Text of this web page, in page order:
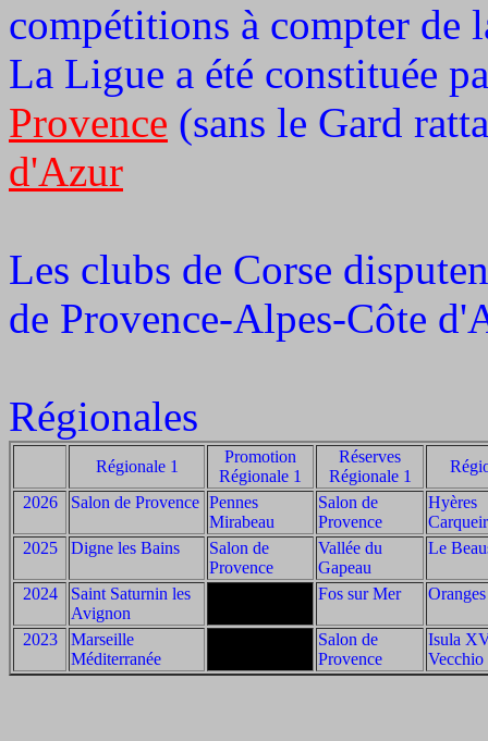
compétitions à compter de
La Ligue a été constituée
Provence (sans le Gard
d'Azur
Les clubs de Corse
de Provence-Alpes-Côte
Régionales
Régionale 1
Promotion
Régionale 1
Réserves
Régionale 1
2026
Salon de Provence Pennes
Mirabeau
Salon de
Provence
Hyères
2025
Digne les Bains
Salon de
Provence
Vallée du
Gapeau
Le
2024
Saint Saturnin les
Avignon
Fos sur Mer Oranges
2023
Marseille
Méditerranée
Salon de
Provence
Isula
Vecchio